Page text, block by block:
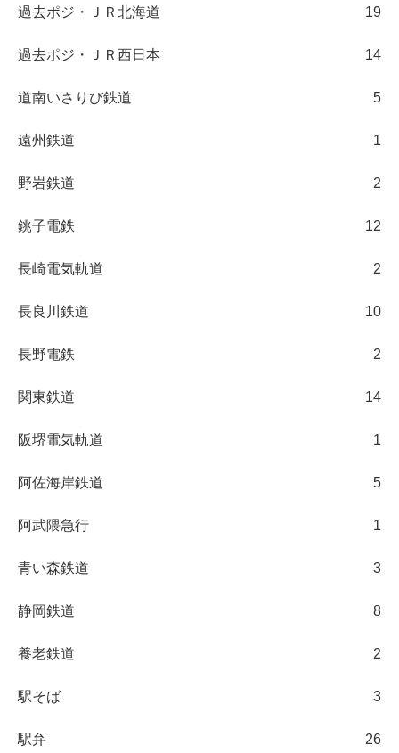
過去ポジ・ＪＲ北海道 19
過去ポジ・ＪＲ西日本 14
道南いさりび鉄道 5
遠州鉄道 1
野岩鉄道 2
銚子電鉄 12
長崎電気軌道 2
長良川鉄道 10
長野電鉄 2
関東鉄道 14
阪堺電気軌道 1
阿佐海岸鉄道 5
阿武隈急行 1
青い森鉄道 3
静岡鉄道 8
養老鉄道 2
駅そば 3
駅弁 26